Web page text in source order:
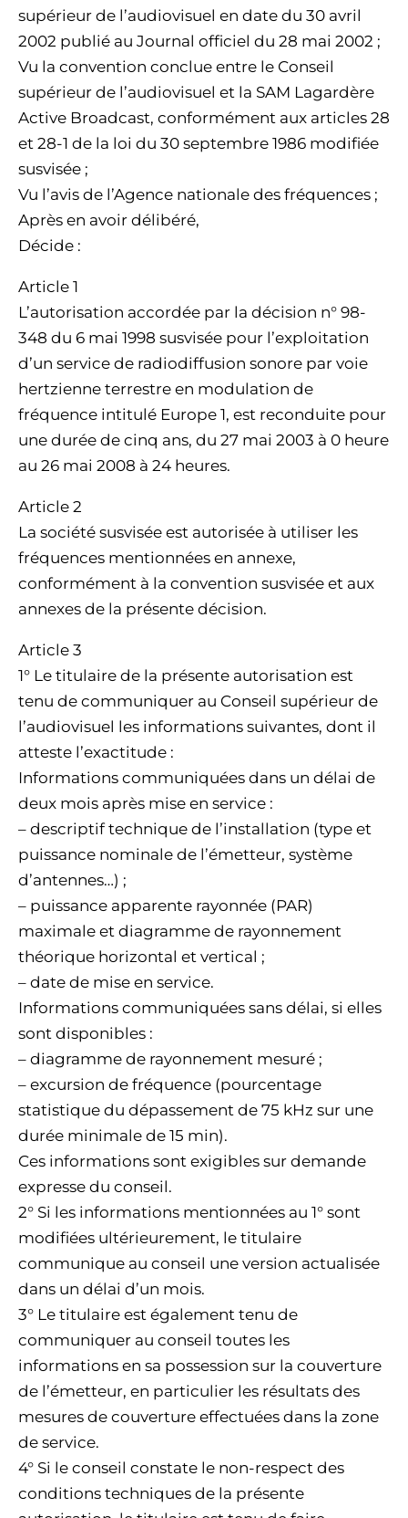
supérieur de l’audiovisuel en date du 30 avril
2002 publié au Journal officiel du 28 mai 2002 ;
Vu la convention conclue entre le Conseil
supérieur de l’audiovisuel et la SAM Lagardère
Active Broadcast, conformément aux articles 28
et 28-1 de la loi du 30 septembre 1986 modifiée
susvisée ;
Vu l’avis de l’Agence nationale des fréquences ;
Après en avoir délibéré,
Décide :
Article 1
L’autorisation accordée par la décision n° 98-
348 du 6 mai 1998 susvisée pour l’exploitation
d’un service de radiodiffusion sonore par voie
hertzienne terrestre en modulation de
fréquence intitulé Europe 1, est reconduite pour
une durée de cinq ans, du 27 mai 2003 à 0 heure
au 26 mai 2008 à 24 heures.
Article 2
La société susvisée est autorisée à utiliser les
fréquences mentionnées en annexe,
conformément à la convention susvisée et aux
annexes de la présente décision.
Article 3
1° Le titulaire de la présente autorisation est
tenu de communiquer au Conseil supérieur de
l’audiovisuel les informations suivantes, dont il
atteste l’exactitude :
Informations communiquées dans un délai de
deux mois après mise en service :
– descriptif technique de l’installation (type et
puissance nominale de l’émetteur, système
d’antennes…) ;
– puissance apparente rayonnée (PAR)
maximale et diagramme de rayonnement
théorique horizontal et vertical ;
– date de mise en service.
Informations communiquées sans délai, si elles
sont disponibles :
– diagramme de rayonnement mesuré ;
– excursion de fréquence (pourcentage
statistique du dépassement de 75 kHz sur une
durée minimale de 15 min).
Ces informations sont exigibles sur demande
expresse du conseil.
2° Si les informations mentionnées au 1° sont
modifiées ultérieurement, le titulaire
communique au conseil une version actualisée
dans un délai d’un mois.
3° Le titulaire est également tenu de
communiquer au conseil toutes les
informations en sa possession sur la couverture
de l’émetteur, en particulier les résultats des
mesures de couverture effectuées dans la zone
de service.
4° Si le conseil constate le non-respect des
conditions techniques de la présente